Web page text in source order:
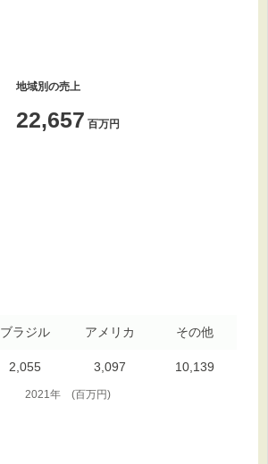
地域別の売上
22,657 百万円
ブラジル アメリカ その他
2,055 3,097 10,139
2021年 (百万円)